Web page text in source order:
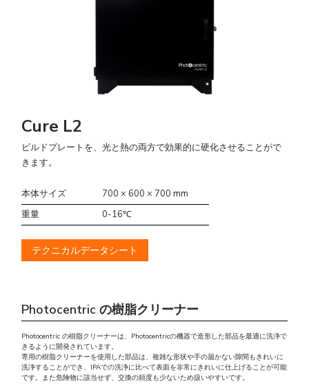
Cure L2
ビルドプレートを、光と熱の両方で効果的に硬化させることがで
きます。
本体サイズ
700 × 600 × 700 mm
重量
0-16℃
テクニカルデータシート
Photocentric の樹脂クリーナー
Photocentric の樹脂クリーナーは、Photocentricの機器で造形した部品を最適に洗浄で
きるように開発されています。
専用の樹脂クリーナーを使用した部品は、複雑な形状や手の届かない隙間もきれいに
洗浄することができ、IPAでの洗浄に比べて表面を非常にきれいに仕上げることが可能
です。また危険物に該当せず、交換の頻度も少ないため扱いやすいです。